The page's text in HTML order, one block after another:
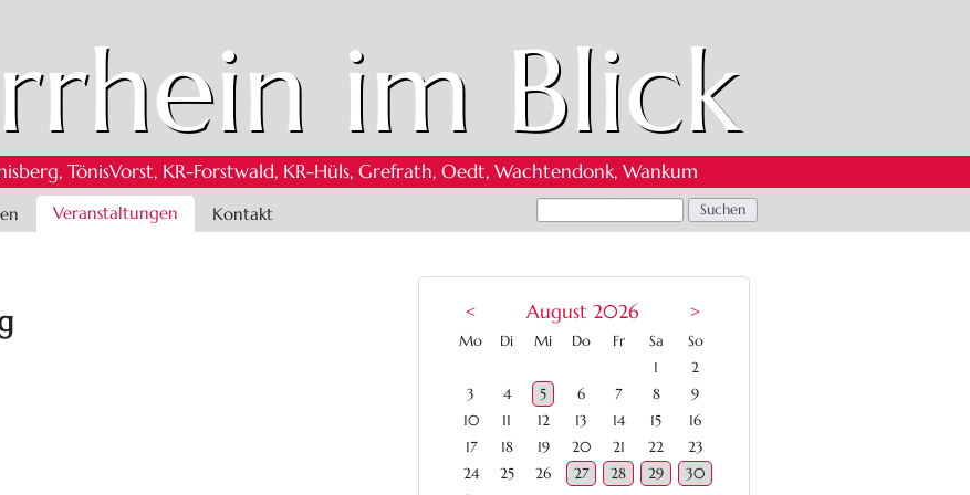
im Blick
TönisVorst, KR-Forstwald, KR-Hüls, Grefrath, Oedt, Wachtendonk, Wankum
Veranstaltungen Kontakt
< August 2026 >
Montag
Dienstag
Mittwoch
Donnerstag
FreitagSamstag
Sonntag
1
2
3
4 5 6 7 8
9
10
11 12 13 14 15
16
17
18 19 20 21 22
23
24
25 26 27 28 29
30